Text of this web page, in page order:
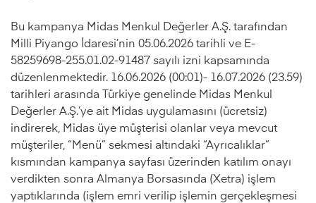
Bu kampanya Midas Menkul Değerler A.Ş. tarafından
Milli Piyango İdaresi’nin 05.06.2026 tarihli ve E-
58259698-255.01.02-91487 sayılı izni kapsamında
düzenlenmektedir. 16.06.2026 (00:01)- 16.07.2026 (23.59)
tarihleri arasında Türkiye genelinde Midas Menkul
Değerler A.Ş.’ye ait Midas uygulamasını (ücretsiz)
indirerek, Midas üye müşterisi olanlar veya mevcut
müşteriler, “Menü” sekmesi altındaki “Ayrıcalıklar”
kısmından kampanya sayfası üzerinden katılım onayı
verdikten sonra Almanya Borsasında (Xetra) işlem
yaptıklarında (işlem emri verilip işlemin gerçekleşmesi